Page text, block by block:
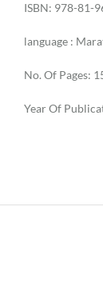
ISBN: 978-81-
language :
No. Of Pages:
Year Of